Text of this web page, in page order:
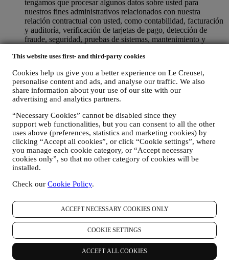
This website uses first- and third-party cookies
Cookies help us give you a better experience on Le Creuset,
personalise content and ads, and analyse our traffic. We also
share information about your use of our site with our
advertising and analytics partners.
“Necessary Cookies” cannot be disabled since they
support web functionalities, but you can consent to all the other
uses above (preferences, statistics and marketing cookies) by
clicking “Accept all cookies”, or click “Cookie settings”, where
you manage each cookie category, or “Accept necessary
cookies only”, so that no other category of cookies will be
installed.
Check our Cookie Policy.
ACCEPT NECESSARY COOKIES ONLY
COOKIE SETTINGS
ACCEPT ALL COOKIES
tengamos que procesar algunos datos sobre usted para
nuestros fines administrativos relacionados con nuestra
relación contractual con usted, como contabilidad, facturación
y auditoría, verificación de tarjetas de pago, detección de
fraude, seguridad, pruebas de sistemas, mantenimiento y
necesitemos ponernos en contacto con usted por razones
confirmación de su compra. También utilizaremos sus datos
personales para responder a sus solicitudes enviadas a través
de nuestros formularios del sitio web u otros canales. Esta
actividad de procesamiento es necesaria para permitirnos
proporcionarle nuestros servicios.
PARA INFORMARLE SOBRE NOTICIAS U OFERTAS
SOBRE LOS PRODUCTOS DE LE CREUSET. Si usted
ha dado su consentimiento para que lo hagamos (por ejemplo,
suscribiéndose a nuestro boletín de noticias cuando usted cree
una cuenta en el Sitio web), le enviaremos comunicaciones de
marketing personalizadas y noticias sobre iniciativas
grupo, y afiliados y socios locales, también dependiendo de
electrónico, SMS o redes sociales, pero también mediante
relacionarán con los productos de Le Creuset o con las nuevas
aperturas de tiendas, eventos exclusivos, concursos,
encuestas, demostraciones organizadas por Le Creuset u
ofertas especiales que le puedan gustar. Estas comunicaciones
pueden seleccionarse o adaptarse para usted en función de los